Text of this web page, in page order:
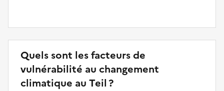
Quels sont les facteurs de
vulnérabilité au changement
climatique au Teil ?